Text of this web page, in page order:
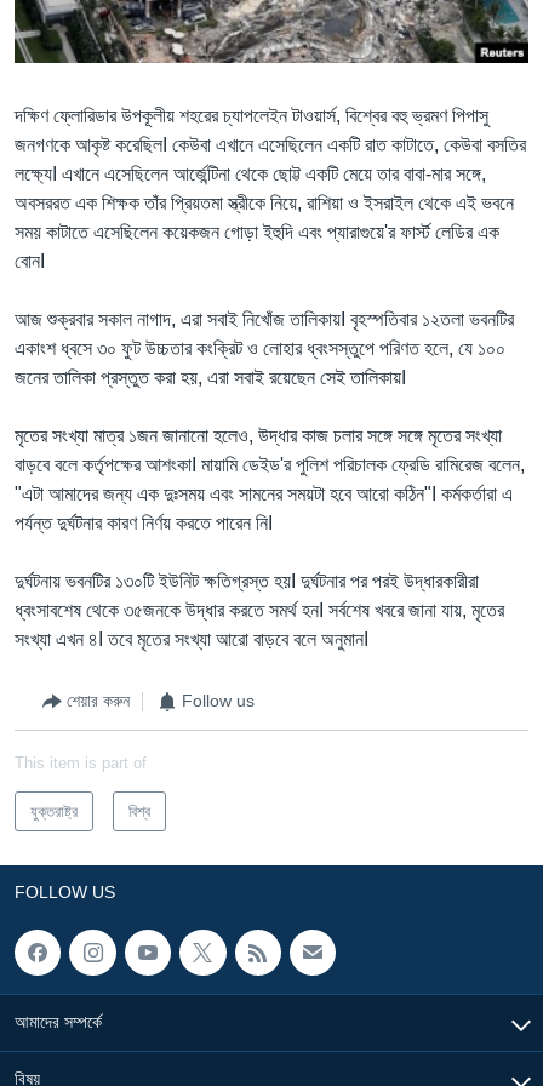
Learning English
FOLLOW US
অন্য ভাষায় ওয়েব সাইট
দক্ষিণ ফ্লোরিডার উপকূলীয় শহরের চ্যাপলেইন টাওয়ার্স, বিশ্বের বহু ভ্রমণ পিপাসু
জনগণকে আকৃষ্ট করেছিলI কেউবা এখানে এসেছিলেন একটি রাত কাটাতে, কেউবা বসতির
লক্ষ্যেI এখানে এসেছিলেন আর্জেন্টিনা থেকে ছোট্ট একটি মেয়ে তার বাবা-মার সঙ্গে,
অবসররত এক শিক্ষক তাঁর প্রিয়তমা স্ত্রীকে নিয়ে, রাশিয়া ও ইসরাইল থেকে এই ভবনে
সময় কাটাতে এসেছিলেন কয়েকজন গোড়া ইহুদি এবং প্যারাগুয়ে'র ফার্স্ট লেডির এক
বোনI
আজ শুক্রবার সকাল নাগাদ, এরা সবাই নিখোঁজ তালিকায়I বৃহস্পতিবার ১২তলা ভবনটির
একাংশ ধ্বসে ৩০ ফুট উচ্চতার কংক্রিট ও লোহার ধ্বংসস্তুপে পরিণত হলে, যে ১০০
জনের তালিকা প্রস্তুত করা হয়, এরা সবাই রয়েছেন সেই তালিকায়I
মৃতের সংখ্যা মাত্র ১জন জানানো হলেও, উদ্ধার কাজ চলার সঙ্গে সঙ্গে মৃতের সংখ্যা
বাড়বে বলে কর্তৃপক্ষের আশংকাI মায়ামি ডেইড'র পুলিশ পরিচালক ফ্রেডি রামিরেজ বলেন,
"এটা আমাদের জন্য এক দুঃসময় এবং সামনের সময়টা হবে আরো কঠিন"I কর্মকর্তারা এ
পর্যন্ত দুর্ঘটনার কারণ নির্ণয় করতে পারেন নিI
দুর্ঘটনায় ভবনটির ১৩০টি ইউনিট ক্ষতিগ্রস্ত হয়I দুর্ঘটনার পর পরই উদ্ধারকারীরা
ধ্বংসাবশেষ থেকে ৩৫জনকে উদ্ধার করতে সমর্থ হনI সর্বশেষ খবরে জানা যায়, মৃতের
সংখ্যা এখন ৪I তবে মৃতের সংখ্যা আরো বাড়বে বলে অনুমানI
শেয়ার করুন Follow us
This item is part of
যুক্তরাষ্ট্র বিশ্ব
FOLLOW US
আমাদের সম্পর্কে
বিষয়